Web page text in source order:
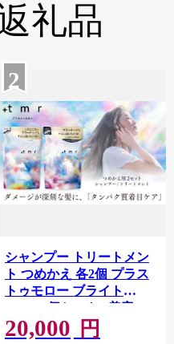
礼品
2
シャンプー トリートメン
ト つめかえ 各2個 プラス
トゥモロー ブライト
400ml 4個セット | 美容 ヘ
アケア つめかえ 詰め替え
ブリーチ 口コミ 香り リピ
20,000 円